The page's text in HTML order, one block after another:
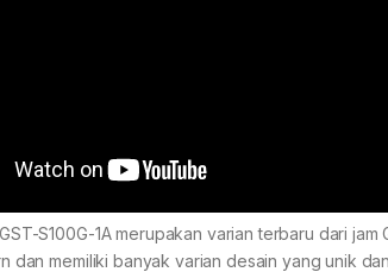
S100G-1A merupakan varian terbaru dari
dan memiliki banyak varian desain yang unik